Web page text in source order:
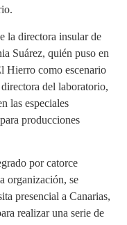
la directora insular de
Suárez, quién puso en
Hierro como escenario
del laboratorio,
las especiales
producciones
por catorce
organización, se
presencial a Canarias,
realizar una serie de